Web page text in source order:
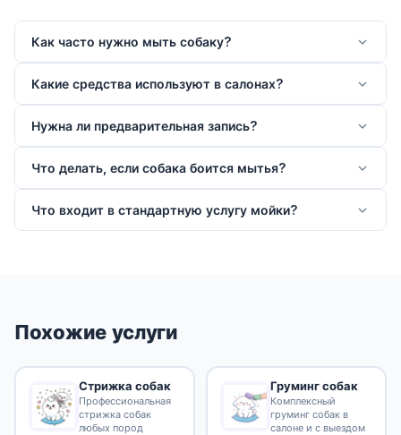
Как часто нужно мыть собаку?
Какие средства используют в салонах?
Нужна ли предварительная запись?
Что делать, если собака боится мытья?
Что входит в стандартную услугу мойки?
Похожие услуги
Стрижка собак
Профессиональная
стрижка собак
любых пород
Груминг собак
Комплексный
груминг собак в
салоне и с выездом